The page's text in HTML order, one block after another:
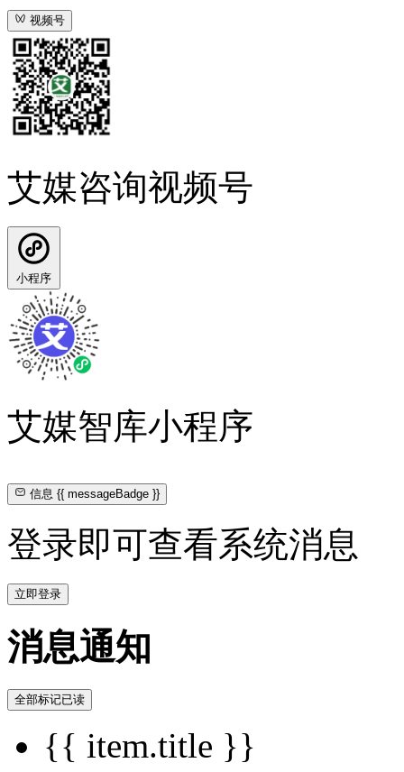
视频号
艾媒咨询视频号
小程序
艾媒智库小程序
信息{{ messageBadge }}
登录即可查看系统消息
立即登录
消息通知
全部标记已读
{{ item.title }}